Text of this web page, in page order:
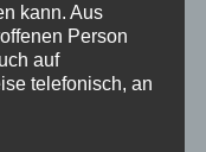
kann. Aus
Person
auf
telefonisch, an